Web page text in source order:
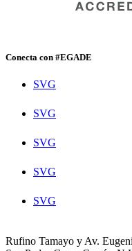
Conecta con #EGADE
SVG
SVG
SVG
SVG
SVG
Rufino Tamayo y Av.